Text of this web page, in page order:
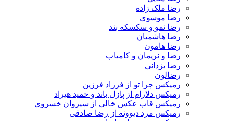
رضا ملک زاده
رضا موسوی
رضا نمو و سکسکه بند
رضا هاشمیان
رضا هامون
رضا و نریمان و کامیاب
رضا یزدانی
رضالون
رمیکس چرا تو از فرزاد فرزین
رمیکس دلارام از پازل باند و حمید هیراد
رمیکس قاب عکس خالی از سیروان خسروی
رمیکس مرد دیوونه از رضا صادقی